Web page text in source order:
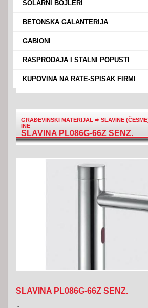
SOLARNI BOJLERI
BETONSKA GALANTERIJA
GABIONI
RASPRODAJA I STALNI POPUSTI
KUPOVINA NA RATE-SPISAK FIRMI
GRAĐEVINSKI MATERIJAL ➨SLAVINE
INE
SLAVINA PL086G-66Z SENZ.
SLAVINA PL086G-66Z SENZ.